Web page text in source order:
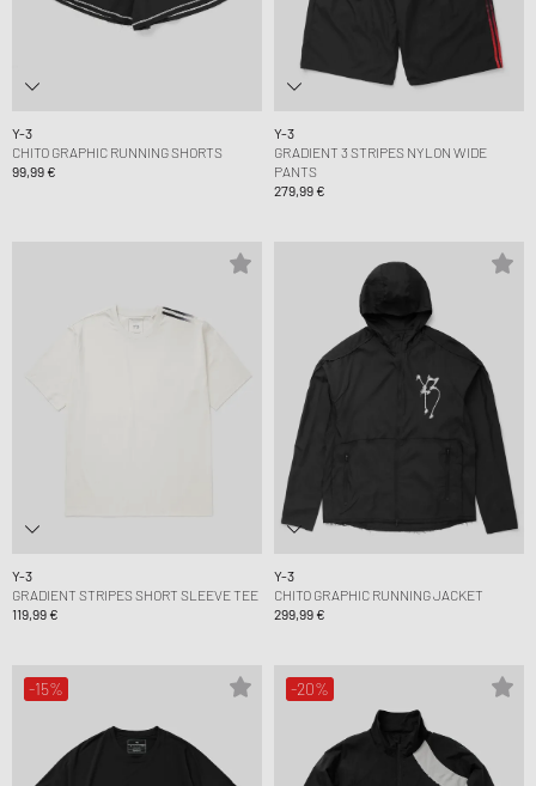
Y-3
CHITO GRAPHIC RUNNING SHORTS
99,99 €
Y-3
GRADIENT 3 STRIPES NYLON WIDE
PANTS
279,99 €
Y-3
GRADIENT STRIPES SHORT SLEEVE TEE
119,99 €
Y-3
CHITO GRAPHIC RUNNING JACKET
299,99 €
-15% -20%